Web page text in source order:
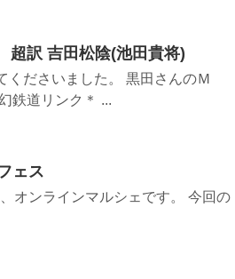
超訳 吉田松陰(池田貴将)
くださいました。 黒田さんのＭ
鉄道リンク＊ ...
ェス
オンラインマルシェです。 今回の